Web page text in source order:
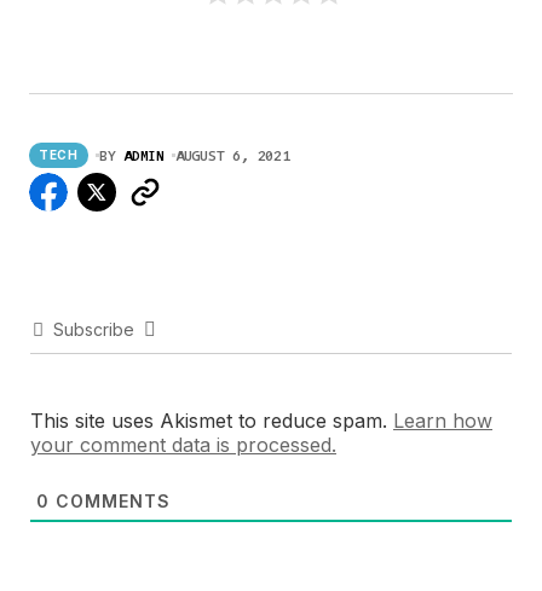
TECH BY ADMIN AUGUST 6, 2021
Subscribe
This site uses Akismet to reduce spam. Learn how
your comment data is processed.
0 COMMENTS